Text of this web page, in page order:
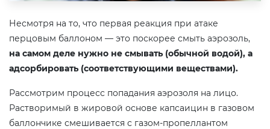
Несмотря на то, что первая реакция при атаке
перцовым баллоном — это поскорее смыть аэрозоль,
на самом деле нужно не смывать (обычной водой), а
адсорбировать (соответствующими веществами).
Рассмотрим процесс попадания аэрозоля на лицо.
Растворимый в жировой основе капсаицин в газовом
баллончике смешивается с газом-пропеллантом